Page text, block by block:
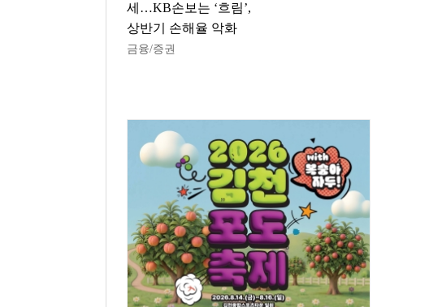
세…KB손보는 ‘흐림’,
상반기 손해율 악화
금융/증권